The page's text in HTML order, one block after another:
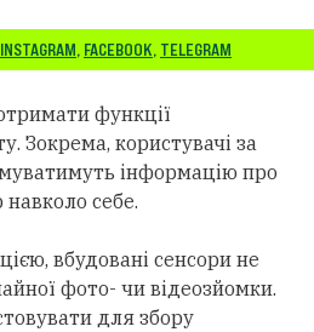
INSTAGRAM, FACEBOOK, TELEGRAM
функції
Зокрема, користувачі за
інформацію про
себе.
вбудовані сенсори не
фото- чи відеозйомки.
для збору